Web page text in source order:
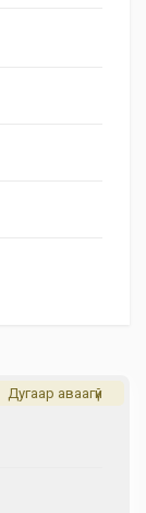
Дугаар аваагүй